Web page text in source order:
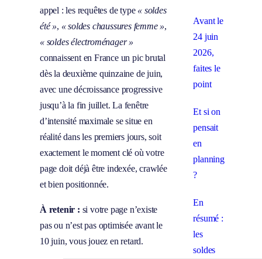
appel : les requêtes de type « soldes
été », « soldes chaussures femme »,
« soldes électroménager »
connaissent en France un pic brutal
dès la deuxième quinzaine de juin,
avec une décroissance progressive
jusqu’à la fin juillet. La fenêtre
d’intensité maximale se situe en
réalité dans les premiers jours, soit
exactement le moment clé où votre
page doit déjà être indexée, crawlée
et bien positionnée.
À retenir : si votre page n’existe
pas ou n’est pas optimisée avant le
10 juin, vous jouez en retard.
Avant le
24 juin
2026,
faites le
point
Et si on
pensait
en
planning
?
En
résumé :
les
soldes